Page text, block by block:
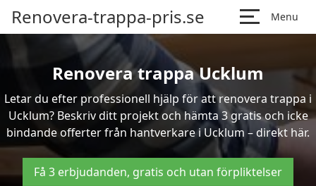
Renovera-trappa-pris.se Menu
Renovera trappa Ucklum
Letar du efter professionell hjälp för att renovera trappa i
Ucklum? Beskriv ditt projekt och hämta 3 gratis och icke
bindande offerter från hantverkare i Ucklum – direkt här.
Få 3 erbjudanden, gratis och utan förpliktelser